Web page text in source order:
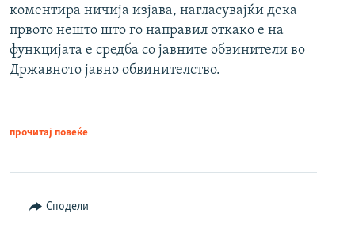
коментира ничија изјава, нагласувајќи дека
првото нешто што го направил откако е на
функцијата е средба со јавните обвинители во
Државното јавно обвинителство.
прочитај повеќе
Сподели